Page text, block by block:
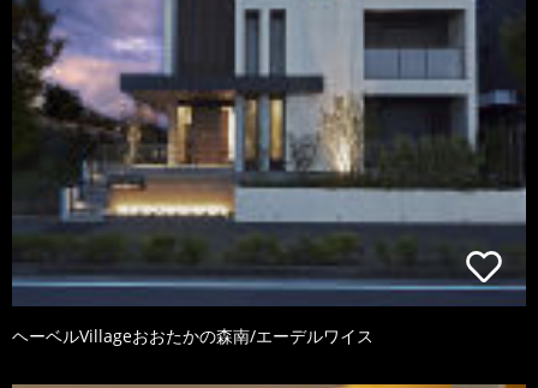
ヘーベルVillageおおたかの森南/エーデルワイス